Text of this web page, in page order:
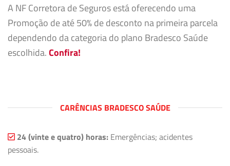
A NF Corretora de Seguros está oferecendo uma
Promoção de até 50% de desconto na primeira parcela
dependendo da categoria do plano Bradesco Saúde
escolhida.Confira!
CARÊNCIAS BRADESCO SAÚDE
24 (vinte e quatro) horas: Emergências; acidentes
pessoais.